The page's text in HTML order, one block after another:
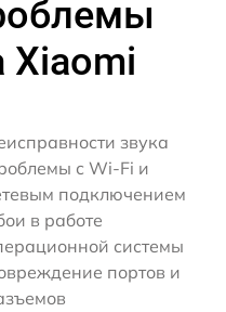
Xiaomi
звука
с Wi-Fi и
подключением
в работе
системы
портов и